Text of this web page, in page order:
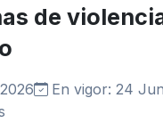
de
En vigor: 24